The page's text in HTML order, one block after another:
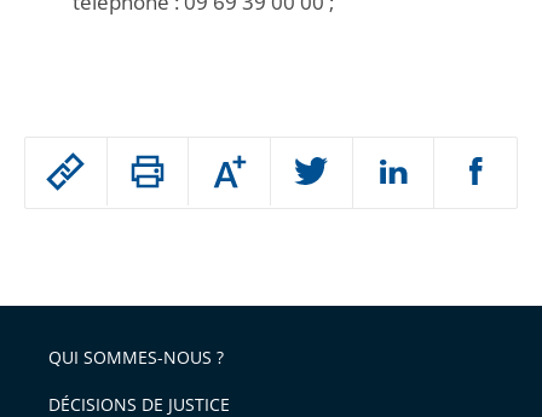
Passer
arriver
après
Augmenter
ou
l'article
pour
QUI SOMMES-NOUS ?
DÉCISIONS DE JUSTICE